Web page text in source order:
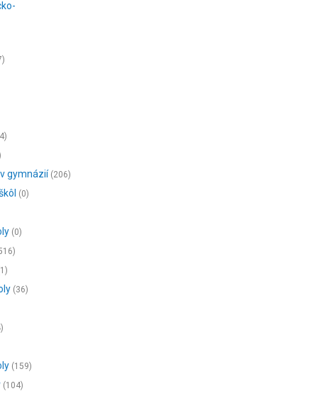
gymnázií (206)
(0)
(0)
(36)
(159)
(104)